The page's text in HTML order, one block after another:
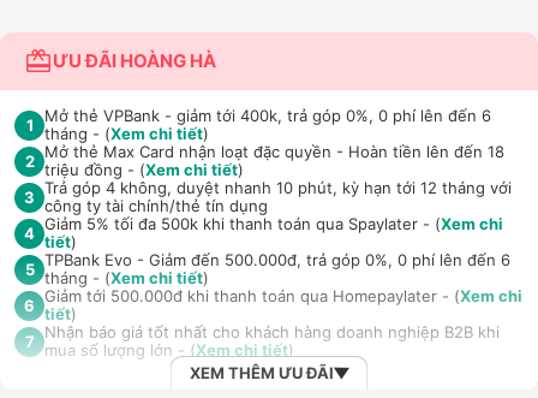
ƯU ĐÃI HOÀNG HÀ
1
Mở thẻ VPBank - giảm tới 400k, trả góp 0%, 0 phí lên đến 6
tháng - (Xem chi tiết)
2 Mở thẻ Max Card nhận loạt đặc quyền - Hoàn tiền lên đến 18
triệu đồng - (Xem chi tiết)
3 Trả góp 4 không, duyệt nhanh 10 phút, kỳ hạn tới 12 tháng với
công ty tài chính/thẻ tín dụng
4 Giảm 5% tối đa 500k khi thanh toán qua Spaylater - (Xem chi
tiết)
5 TPBank Evo - Giảm đến 500.000đ, trả góp 0%, 0 phí lên đến 6
tháng - (Xem chi tiết)
6 Giảm tới 500.000đ khi thanh toán qua Homepaylater - (Xem chi
tiết)
7
Nhận báo giá tốt nhất cho khách hàng doanh nghiệp B2B khi
mua số lượng lớn - (Xem chi tiết)
XEM THÊM ƯU ĐÃI